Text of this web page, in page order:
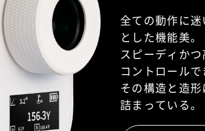
全ての動作に迷
とした機能美。
スピーディか
コントロールで
その構造と造
詰まっている。